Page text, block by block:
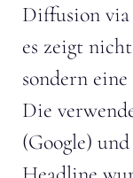
Diffusion via
es zeigt
sondern
Die
(Google) und